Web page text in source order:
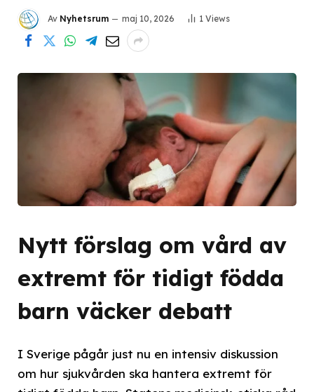
Av Nyhetsrum maj 10, 2026 1 Views
Nytt förslag om vård av
extremt för tidigt födda
barn väcker debatt
I Sverige pågår just nu en intensiv diskussion
om hur sjukvården ska hantera extremt för